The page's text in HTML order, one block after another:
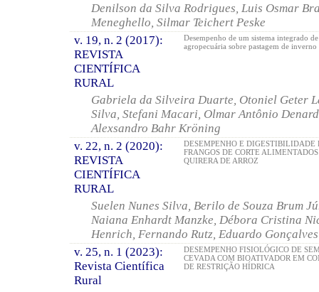
Denilson da Silva Rodrigues, Luis Osmar
Meneghello, Silmar Teichert Peske
v. 19, n. 2 (2017):
REVISTA
CIENTÍFICA
RURAL
Desempenho de um sistema integrado
agropecuária sobre pastagem de inverno
Gabriela da Silveira Duarte, Otoniel Geter
Silva, Stefani Macari, Olmar Antônio
Alexsandro Bahr Kröning
v. 22, n. 2 (2020):
REVISTA
CIENTÍFICA
RURAL
DESEMPENHO E DIGESTIBILIDADE
FRANGOS DE CORTE
QUIRERA DE ARROZ
Suelen Nunes Silva, Berilo de Souza Brum
Naiana Enhardt Manzke, Débora Cristina
Henrich, Fernando Rutz, Eduardo
v. 25, n. 1 (2023):
Revista Científica
Rural
DESEMPENHO FISIOLÓGICO DE
CEVADA COM BIOATIVADOR EM
DE RESTRIÇÃO HÍDRICA